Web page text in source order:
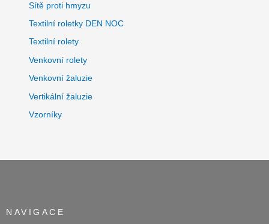
Sítě proti hmyzu
Textilní roletky DEN NOC
Textilní rolety
Venkovní rolety
Venkovní žaluzie
Vertikální žaluzie
Vzorníky
NAVIGACE